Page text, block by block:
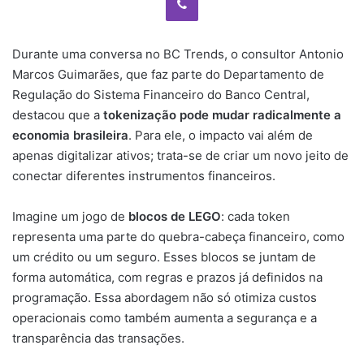
Durante uma conversa no BC Trends, o consultor Antonio
Marcos Guimarães, que faz parte do Departamento de
Regulação do Sistema Financeiro do Banco Central,
destacou que a tokenização pode mudar radicalmente a
economia brasileira. Para ele, o impacto vai além de
apenas digitalizar ativos; trata-se de criar um novo jeito de
conectar diferentes instrumentos financeiros.
Imagine um jogo de blocos de LEGO: cada token
representa uma parte do quebra-cabeça financeiro, como
um crédito ou um seguro. Esses blocos se juntam de
forma automática, com regras e prazos já definidos na
programação. Essa abordagem não só otimiza custos
operacionais como também aumenta a segurança e a
transparência das transações.